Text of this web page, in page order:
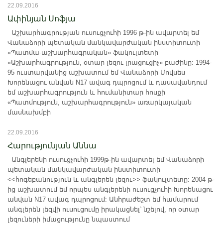
22.09.2016
Ափինյան Սոֆյա
Աշխարհագրության ուսուցչուհի 1996 թ-ին ավարտել եմ
Վանաձորի պետական մանկավարժական ինստիտուտի
«Պատմա-աշխարհագրական» ֆակուլտետի
«Աշխարհագրություն, օտար լեզու լրացուցիչ» բաժինը: 1994-
95 ուստարվանից աշխատում եմ Վանաձորի Մովսես
Խորենացու անվան N17 ավագ դպրոցում և դասավանդում
եմ աշխարհագրություն և հումանիտար հոսքի
«Պատմություն, աշխարհագրություն» առարկայական
մասնախմբի
22.09.2016
Հարությունյան Աննա
Անգլերենի ուսուցչուհի 1999թ-ին ավարտել եմ Վանաձորի
պետական մանկավարժական ինստիտուտի
<<հոգեբանություն և անգլերեն լեզու>> ֆակուլտետը: 2004 թ-
ից աշխատում եմ որպես անգլերենի ուսուցչուհի Խորենացու
անվան N17 ավագ դպրոցում: Անհրաժեշտ եմ համարում
անգլերեն լեզվի ուսուցումը իրակացնել՝ նշելով, որ օտար
լեզուների իմացությունը նպաստում